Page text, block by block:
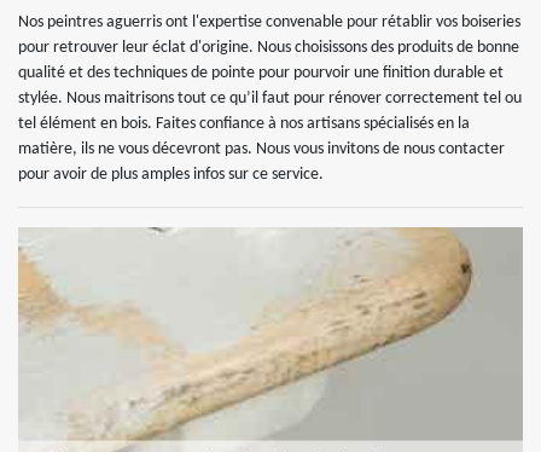
Nos peintres aguerris ont l'expertise convenable pour rétablir vos boiseries
pour retrouver leur éclat d'origine. Nous choisissons des produits de bonne
qualité et des techniques de pointe pour pourvoir une finition durable et
stylée. Nous maitrisons tout ce qu’il faut pour rénover correctement tel ou
tel élément en bois. Faites confiance à nos artisans spécialisés en la
matière, ils ne vous décevront pas. Nous vous invitons de nous contacter
pour avoir de plus amples infos sur ce service.